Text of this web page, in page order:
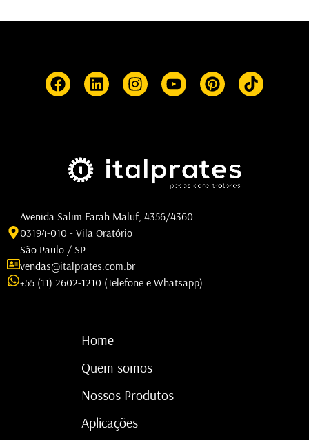
Avenida Salim Farah Maluf, 4356/4360
03194-010 - Vila Oratório
São Paulo / SP
vendas@italprates.com.br
+55 (11) 2602-1210 (Telefone e Whatsapp)
Home
Quem somos
Nossos Produtos
Aplicações